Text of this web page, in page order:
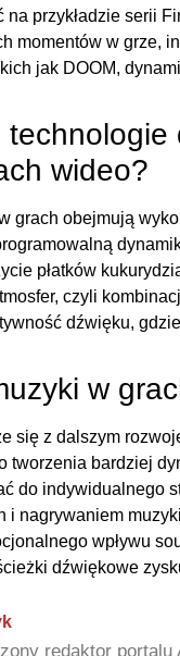
przykładzie serii
momentów w grze,
jak DOOM,
technologie
wideo?
grach obejmują
płatków
czyli
dźwięku,
w
się z dalszym
tworzenia bardziej
do indywidualnego
i nagrywaniem
wpływu
dźwiękowe
redaktor